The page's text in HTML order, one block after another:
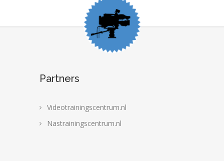
Partners
Videotrainingscentrum.nl
Nastrainingscentrum.nl